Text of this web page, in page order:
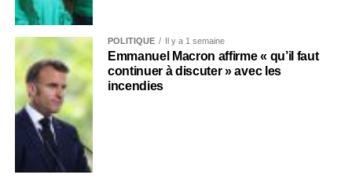
POLITIQUE Il y a 1 semaine
Emmanuel Macron affirme « qu’il faut
continuer à discuter » avec les
incendies